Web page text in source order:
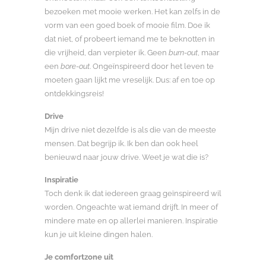
bezoeken met mooie werken. Het kan zelfs in de
vorm van een goed boek of mooie film. Doe ik
dat niet, of probeert iemand me te beknotten in
die vrijheid, dan verpieter ik. Geen burn-out, maar
een bore-out. Ongeïnspireerd door het leven te
moeten gaan lijkt me vreselijk. Dus: af en toe op
ontdekkingsreis!
Drive
Mijn drive niet dezelfde is als die van de meeste
mensen. Dat begrijp ik. Ik ben dan ook heel
benieuwd naar jouw drive. Weet je wat die is?
Inspiratie
Toch denk ik dat iedereen graag geïnspireerd wil
worden. Ongeachte wat iemand drijft. In meer of
mindere mate en op allerlei manieren. Inspiratie
kun je uit kleine dingen halen.
Je comfortzone uit